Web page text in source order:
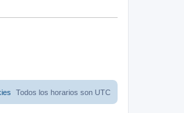
Todos los horarios son UTC